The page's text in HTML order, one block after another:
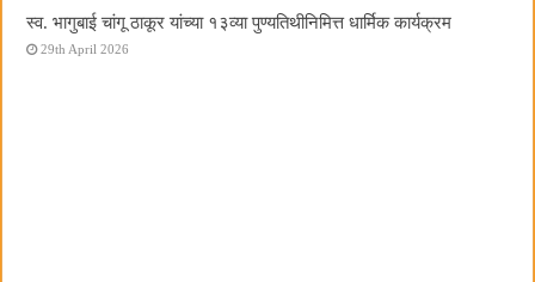
स्व. भागुबाई चांगू ठाकूर यांच्या १३व्या पुण्यतिथीनिमित्त धार्मिक कार्यक्रम
29th April 2026